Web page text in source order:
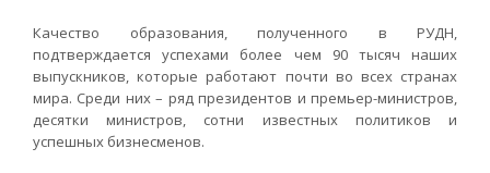
Качество образования, полученного в РУДН,
подтверждается успехами более чем 90 тысяч наших
выпускников, которые работают почти во всех странах
мира. Среди них – ряд президентов и премьер-министров,
десятки министров, сотни известных политиков и
успешных бизнесменов.